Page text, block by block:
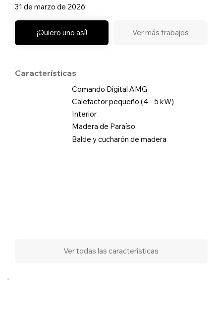
31 de marzo de 2026
¡Quiero uno así! Ver más trabajos
Características
Comando Digital AMG
Calefactor pequeño (4 - 5 kW)
Interior
Madera de Paraíso
Balde y cucharón de madera
Ver todas las características